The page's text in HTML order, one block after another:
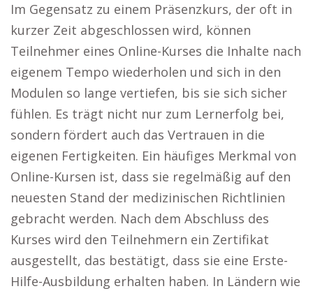
Im Gegensatz zu einem Präsenzkurs, der oft in
kurzer Zeit abgeschlossen wird, können
Teilnehmer eines Online-Kurses die Inhalte nach
eigenem Tempo wiederholen und sich in den
Modulen so lange vertiefen, bis sie sich sicher
fühlen. Es trägt nicht nur zum Lernerfolg bei,
sondern fördert auch das Vertrauen in die
eigenen Fertigkeiten. Ein häufiges Merkmal von
Online-Kursen ist, dass sie regelmäßig auf den
neuesten Stand der medizinischen Richtlinien
gebracht werden. Nach dem Abschluss des
Kurses wird den Teilnehmern ein Zertifikat
ausgestellt, das bestätigt, dass sie eine Erste-
Hilfe-Ausbildung erhalten haben. In Ländern wie